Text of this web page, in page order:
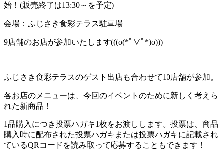
始！(販売終了は13:30～を予定)
会場：ふじさき食彩テラス駐車場
9店舗のお店が参加いたします(((o(*ﾟ▽ﾟ*)o)))
ふじさき食彩テラスのゲスト出店も合わせて10店舗が参加。
各お店のメニューは、今回のイベントのために新しく考えら
れた新商品！
1品購入につき投票ハガキ1枚をお渡しします。投票は、商品
購入時に配布された投票ハガキまたは投票ハガキに記載され
ているQRコードを読み取って応募することもできます！